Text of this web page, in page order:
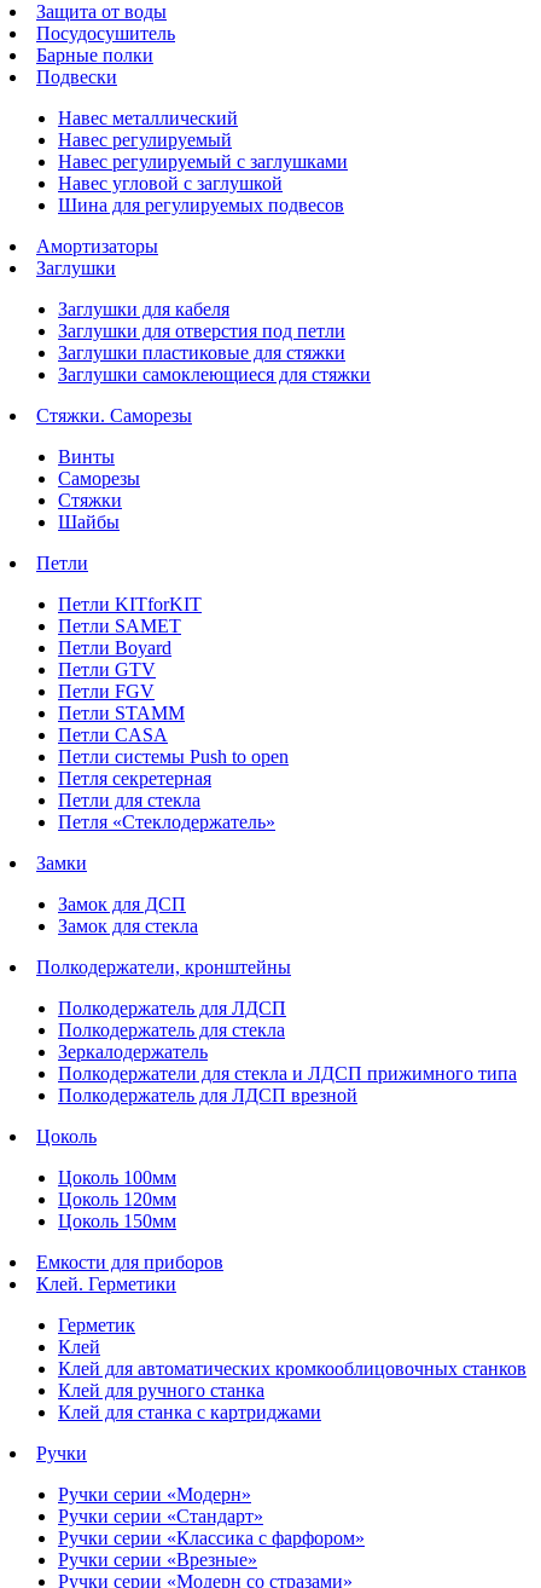
Защита от воды
Посудосушитель
Барные полки
Подвески
Навес металлический
Навес регулируемый
Навес регулируемый с заглушками
Навес угловой с заглушкой
Шина для регулируемых подвесов
Амортизаторы
Заглушки
Заглушки для кабеля
Заглушки для отверстия под петли
Заглушки пластиковые для стяжки
Заглушки самоклеющиеся для стяжки
Стяжки. Саморезы
Винты
Саморезы
Стяжки
Шайбы
Петли
Петли KITforKIT
Петли SAMET
Петли Boyard
Петли GTV
Петли FGV
Петли STAMM
Петли CASA
Петли системы Push to open
Петля секретерная
Петли для стекла
Петля «Стеклодержатель»
Замки
Замок для ДСП
Замок для стекла
Полкодержатели, кронштейны
Полкодержатель для ЛДСП
Полкодержатель для стекла
Зеркалодержатель
Полкодержатели для стекла и ЛДСП прижимного типа
Полкодержатель для ЛДСП врезной
Цоколь
Цоколь 100мм
Цоколь 120мм
Цоколь 150мм
Емкости для приборов
Клей. Герметики
Герметик
Клей
Клей для автоматических кромкооблицовочных станков
Клей для ручного станка
Клей для станка с картриджами
Ручки
Ручки серии «Модерн»
Ручки серии «Стандарт»
Ручки серии «Классика с фарфором»
Ручки серии «Врезные»
Ручки серии «Модерн со стразами»